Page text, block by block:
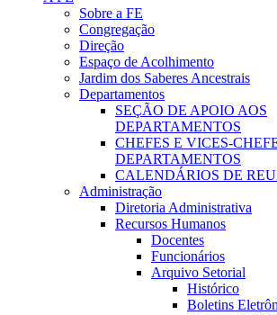
Sobre a FE
Congregação
Direção
Espaço de Acolhimento
Jardim dos Saberes Ancestrais
Departamentos
SEÇÃO DE APOIO AOS
DEPARTAMENTOS
CHEFES E VICES-
DEPARTAMENTOS
CALENDÁRIOS DE
Administração
Diretoria Administrativa
Recursos Humanos
Docentes
Funcionários
Arquivo Setorial
Histórico
Boletins